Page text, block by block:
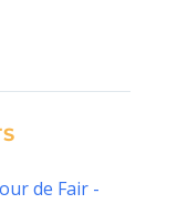
de Fair -